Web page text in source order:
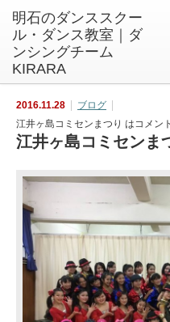
2016.11.28
ブログ
江井ヶ島コミセンまつり はコメン
江井ヶ島コミセンま